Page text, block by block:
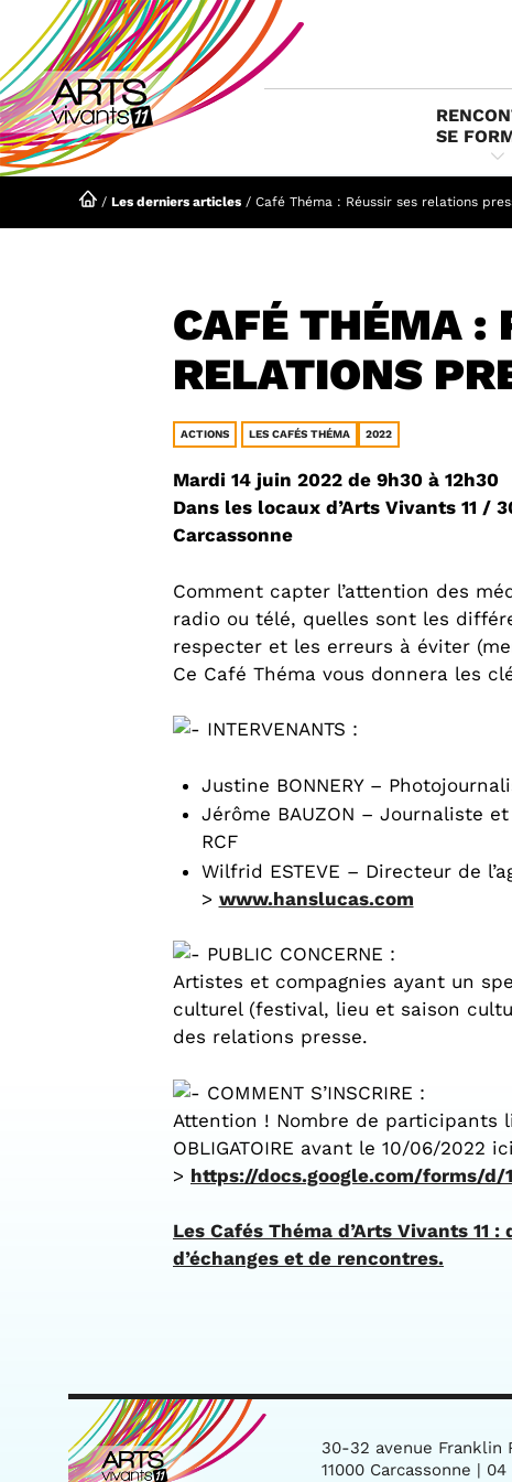
contenu
SE
/ Les derniers articles / Café Théma : Réussir ses relations
CAFÉ THÉMA :
RELATIONS
ACTIONS LES CAFÉS THÉMA 2022
Mardi 14 juin 2022 de 9h30 à 12h30
Dans les locaux d’Arts Vivants 11 /
Carcassonne
Comment capter l’attention des
radio ou télé, quelles sont les
respecter et les erreurs à éviter
Ce Café Théma vous donnera les
INTERVENANTS :
Justine BONNERY –
Jérôme BAUZON – Journaliste
RCF
Wilfrid ESTEVE – Directeur de
> www.hanslucas.com
PUBLIC CONCERNE :
Artistes et compagnies ayant un
culturel (festival, lieu et saison
des relations presse.
COMMENT S’INSCRIRE :
Attention ! Nombre de participants
OBLIGATOIRE avant le 10/06/2022 ici
> https://docs.google.com/forms/d/
Les Cafés Théma d’Arts Vivants 11
d’échanges et de rencontres.
30-32 avenue Franklin
11000 Carcassonne | 04